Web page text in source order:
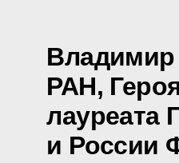
Владимир
РАН,
лауреата
и России